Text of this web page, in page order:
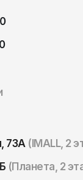
73А (IMALL, 2
(Планета, 2